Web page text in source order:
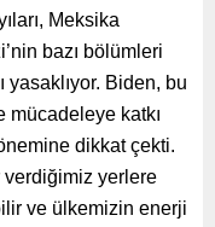
Meksika
bazı bölümleri
yasaklıyor. Biden, bu
mücadeleye katkı
dikkat çekti.
verdiğimiz yerlere
ve ülkemizin enerji